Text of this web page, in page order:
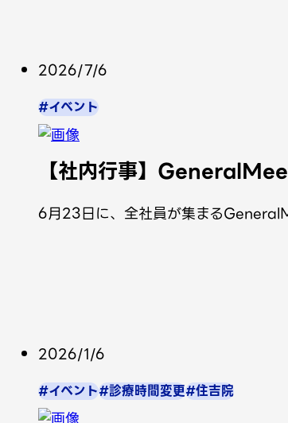
2026/7/6
#イベント
【社内行事】
6月23日に、全社員が集まる
2026/1/6
#イベント#診療時間変更#住吉院